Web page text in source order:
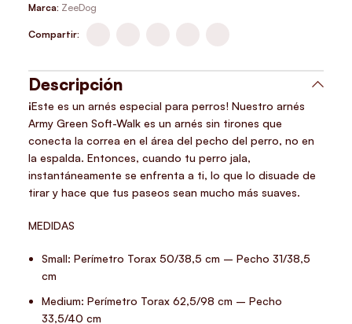
Marca: ZeeDog
Compartir:
Descripción
¡Este es un arnés especial para perros! Nuestro arnés
Army Green Soft-Walk es un arnés sin tirones que
conecta la correa en el área del pecho del perro, no en
la espalda. Entonces, cuando tu perro jala,
instantáneamente se enfrenta a ti, lo que lo disuade de
tirar y hace que tus paseos sean mucho más suaves.
MEDIDAS
Small: Perímetro Torax 50/38,5 cm – Pecho 31/38,5
cm
Medium: Perímetro Torax 62,5/98 cm – Pecho
33,5/40 cm